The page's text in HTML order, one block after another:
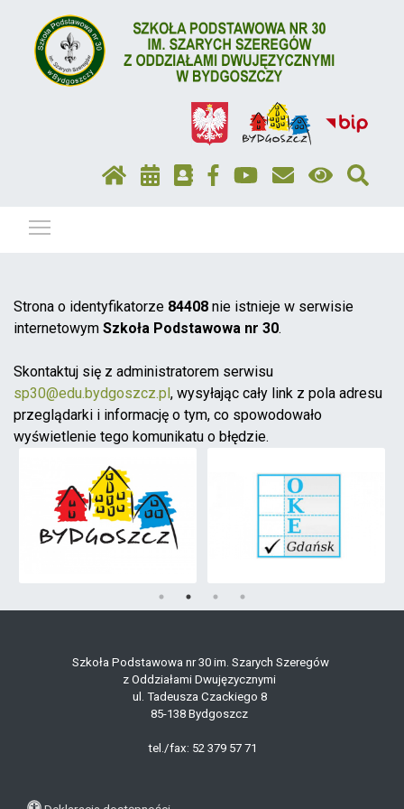
Strona o identyfikatorze 84408 nie istnieje w serwisie
internetowym Szkoła Podstawowa nr 30.
Skontaktuj się z administratorem serwisu
sp30@edu.bydgoszcz.pl, wysyłając cały link z pola adresu
przeglądarki i informację o tym, co spowodowało
wyświetlenie tego komunikatu o błędzie.
Szkoła Podstawowa nr 30 im. Szarych Szeregów
z Oddziałami Dwujęzycznymi
ul. Tadeusza Czackiego 8
85-138 Bydgoszcz
tel./fax: 52 379 57 71